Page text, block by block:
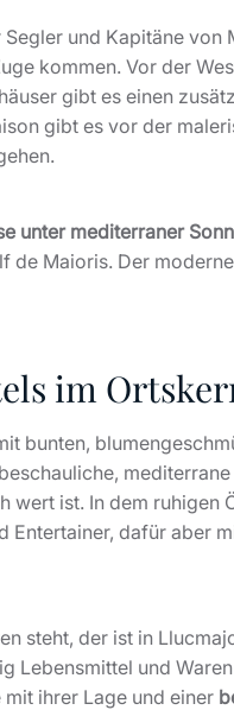
und Kapitäne
kommen. Vor der
gibt es einen
gibt es vor der
unter mediterraner
Maioris. Der
im
bunten,
wert ist. In dem
Entertainer, dafür aber
steht, der ist in
Lebensmittel und
ihrer Lage und einer